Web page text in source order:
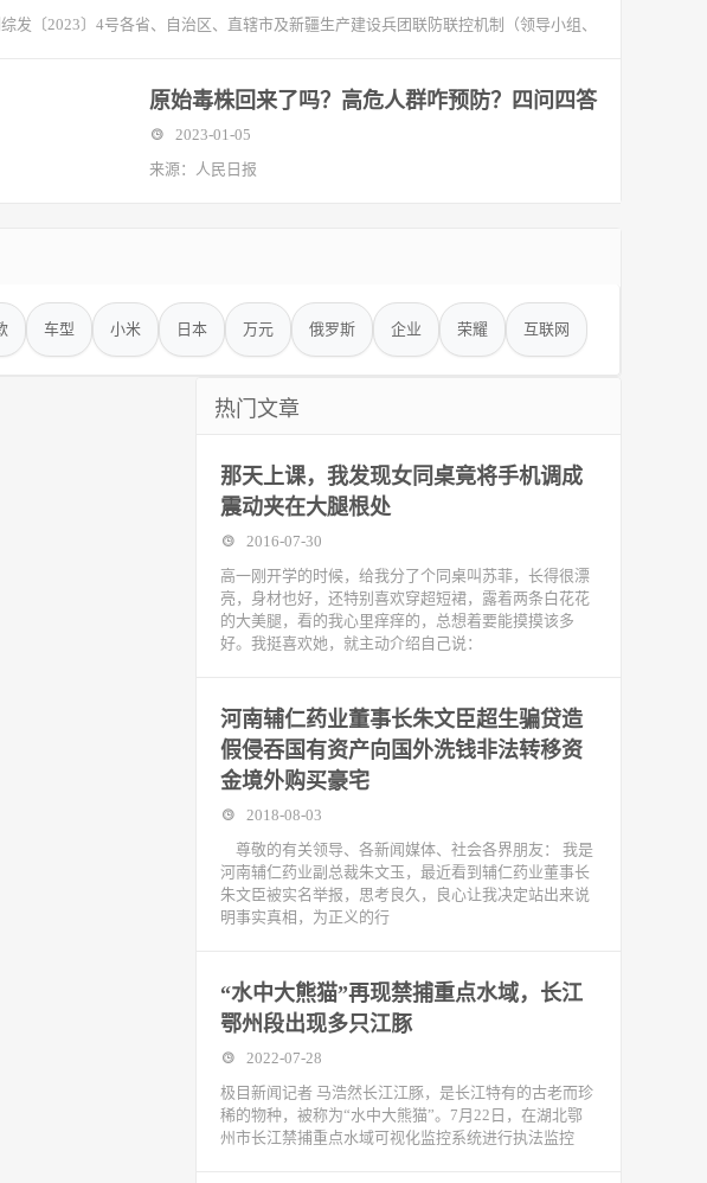
〔2023〕4号各省、自治区、直辖市及新疆生产建设兵团联防联控机制（领导小组、
原始毒株回来了吗？高危人群咋预防？四问四答
2023-01-05
来源：人民日报
车型 小米 日本 万元 俄罗斯 企业 荣耀 互联网
热门文章
那天上课，我发现女同桌竟将手机调成
震动夹在大腿根处
2016-07-30
高一刚开学的时候，给我分了个同桌叫苏菲，长得很漂
亮，身材也好，还特别喜欢穿超短裙，露着两条白花花
的大美腿，看的我心里痒痒的，总想着要能摸摸该多
好。我挺喜欢她，就主动介绍自己说：
河南辅仁药业董事长朱文臣超生骗贷造
假侵吞国有资产向国外洗钱非法转移资
金境外购买豪宅
2018-08-03
尊敬的有关领导、各新闻媒体、社会各界朋友： 我是
河南辅仁药业副总裁朱文玉，最近看到辅仁药业董事长
朱文臣被实名举报，思考良久，良心让我决定站出来说
明事实真相，为正义的行
“水中大熊猫”再现禁捕重点水域，长江
鄂州段出现多只江豚
2022-07-28
极目新闻记者 马浩然长江江豚，是长江特有的古老而珍
稀的物种，被称为“水中大熊猫”。7月22日，在湖北鄂
州市长江禁捕重点水域可视化监控系统进行执法监控